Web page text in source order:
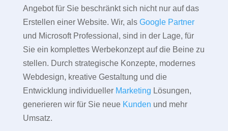
Angebot für Sie beschränkt sich nicht nur auf das
Erstellen einer Website. Wir, als Google Partner
und Microsoft Professional, sind in der Lage, für
Sie ein komplettes Werbekonzept auf die Beine zu
stellen. Durch strategische Konzepte, modernes
Webdesign, kreative Gestaltung und die
Entwicklung individueller Marketing Lösungen,
generieren wir für Sie neue Kunden und mehr
Umsatz.